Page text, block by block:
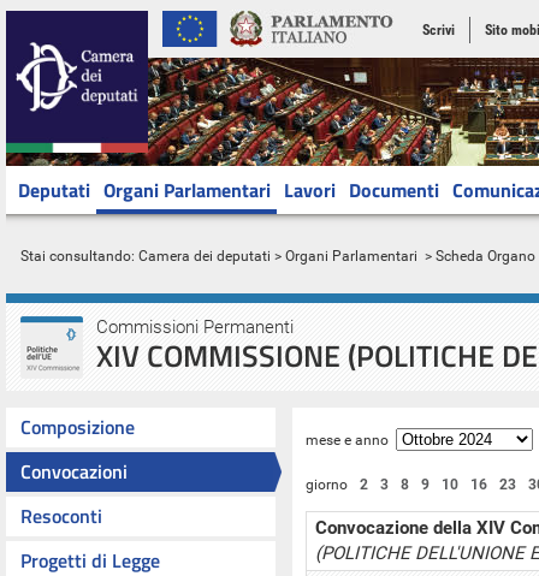
Scrivi Sito
Deputati Organi Parlamentari Lavori Documenti
Stai consultando: Camera dei deputati > Organi Parlamentari > Scheda Organo
Commissioni Permanenti
XIV COMMISSIONE (POLITICHE
Composizione
Convocazioni
Resoconti
Progetti di Legge
mese e anno
giorno 2 3 8 9 10 16 23
Convocazione della XIV
(POLITICHE DELL'UNIONE